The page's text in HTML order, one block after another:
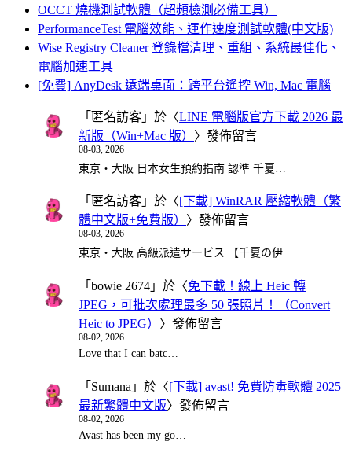
OCCT 燒機測試軟體（超頻檢測必備工具）
PerformanceTest 電腦效能、運作速度測試軟體(中文版)
Wise Registry Cleaner 登錄檔清理、重組、系統最佳化、
電腦加速工具
[免費] AnyDesk 遠端桌面：跨平台遙控 Win, Mac 電腦
「 匿名訪客 」於〈LINE 電腦版官方下載 2026 最
新版（Win+Mac 版） 〉發佈留言
08-03, 2026
東京・大阪 日本女生預約指南 認準 千夏…
「 匿名訪客 」於〈[下載] WinRAR 壓縮軟體（繁
體中文版+免費版） 〉發佈留言
08-03, 2026
東京・大阪 高級派遣サービス 【千夏の伊…
「 bowie 2674 」於〈免下載！線上 Heic 轉
JPEG，可批次處理最多 50 張照片！（Convert
Heic to JPEG） 〉發佈留言
08-02, 2026
Love that I can batc…
「 Sumana 」於〈[下載] avast! 免費防毒軟體 2025
最新繁體中文版〉發佈留言
08-02, 2026
Avast has been my go…